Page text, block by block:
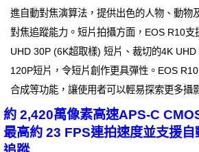
進自動對焦演算法，提供出色的人物、動物
對焦追蹤能力。短片拍攝方面，EOS R10支
UHD 30P (6K超取樣) 短片、裁切的4K
120P短片，令短片創作更具彈性。EOS
合成等功能，讓使用者可以輕易探索更多攝
約 2,420萬像素高速APS-C
最高約 23 FPS連拍速度並支援